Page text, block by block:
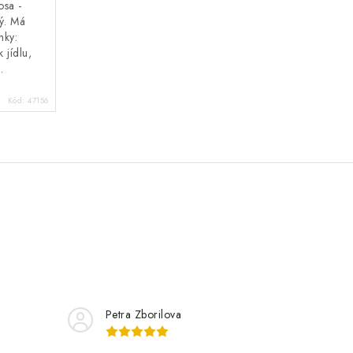
-
Má
jídlu,
Kód: 47156
Petra Zborilova